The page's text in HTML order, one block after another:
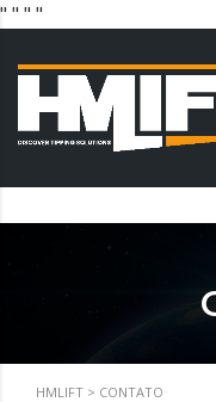
" " " "
HMLIFT > CONTATO